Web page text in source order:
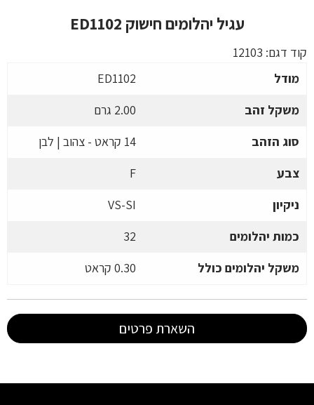
עגיל יהלומים חישוק ED1102
קוד דגם: 12103
מודל
ED1102
משקל זהב
2.00 גרם
סוג הזהב
14 קראט - צהוב | לבן
צבע
F
ניקיון
VS-SI
כמות יהלומים
32
משקל יהלומים כולל
0.30 קראט
השארת פרטים